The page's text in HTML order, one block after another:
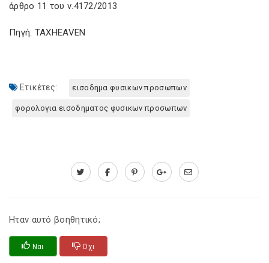
άρθρο 11 του ν.4172/2013
Πηγή: TAXHEAVEN
Ετικέτες: εισοδημα φυσικων προσωπων
φορολογια εισοδηματος φυσικων προσωπων
Ηταν αυτό βοηθητικό;
Ναι Οχι